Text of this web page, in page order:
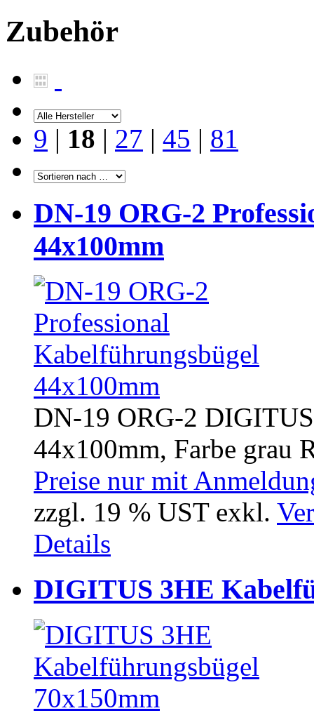
Zubehör
9 | 18 | 27 | 45 | 81
DN-19 ORG-2
44x100mm
DN-19 ORG-2
44x100mm, Farbe grau
Preise nur mit
zzgl. 19 % UST exkl.
Details
DIGITUS 3HE